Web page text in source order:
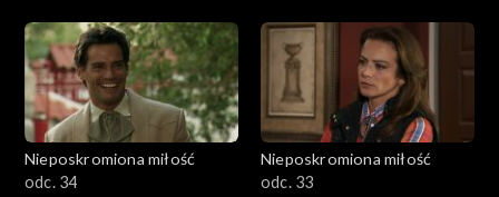
Nieposkromiona miłość
odc. 34
Nieposkromiona miłość
odc. 33